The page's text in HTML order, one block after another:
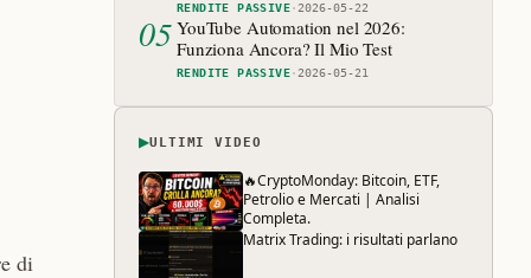
di
RENDITE PASSIVE·2026-05-22
05 YouTube Automation nel 2026:
Funziona Ancora? Il Mio Test
RENDITE PASSIVE·2026-05-21
▶ULTIMI VIDEO
🔥CryptoMonday: Bitcoin, ETF,
Petrolio e Mercati | Analisi
Completa.
Matrix Trading: i risultati parlano